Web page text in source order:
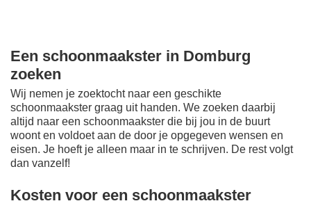
Een schoonmaakster in Domburg
zoeken
Wij nemen je zoektocht naar een geschikte
schoonmaakster graag uit handen. We zoeken daarbij
altijd naar een schoonmaakster die bij jou in de buurt
woont en voldoet aan de door je opgegeven wensen en
eisen. Je hoeft je alleen maar in te schrijven. De rest volgt
dan vanzelf!
Kosten voor een schoonmaakster